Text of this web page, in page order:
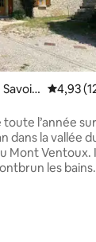
Note
4,93
dans la vallée
Mont Ventoux.
les bains